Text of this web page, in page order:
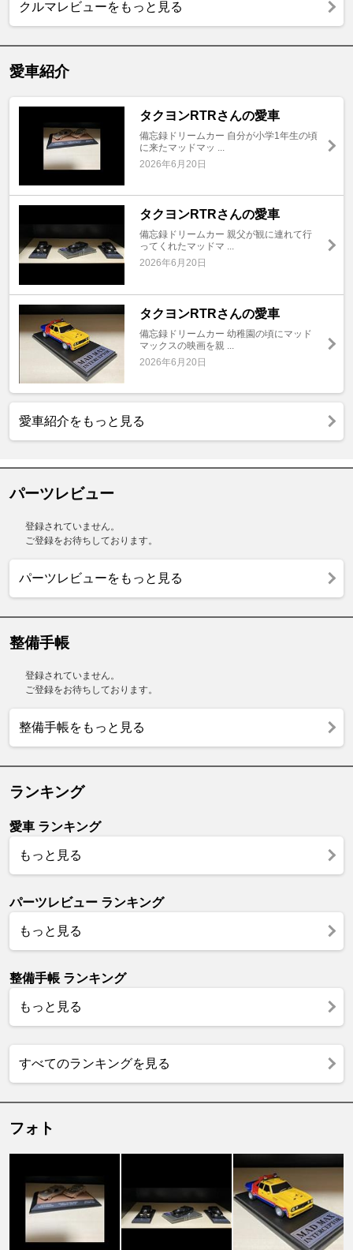
クルマレビューをもっと見る
愛車紹介
タクヨンRTRさんの愛車
備忘録ドリームカー 自分が小学1年生の頃
に来たマッドマッ ...
2026年6月20日
タクヨンRTRさんの愛車
備忘録ドリームカー 親父が観に連れて行
ってくれたマッドマ ...
2026年6月20日
タクヨンRTRさんの愛車
備忘録ドリームカー 幼稚園の頃にマッド
マックスの映画を親 ...
2026年6月20日
愛車紹介をもっと見る
パーツレビュー
登録されていません。
ご登録をお待ちしております。
パーツレビューをもっと見る
整備手帳
登録されていません。
ご登録をお待ちしております。
整備手帳をもっと見る
ランキング
愛車 ランキング
もっと見る
パーツレビュー ランキング
もっと見る
整備手帳 ランキング
もっと見る
すべてのランキングを見る
フォト